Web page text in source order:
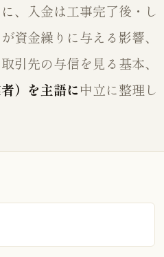
、入金は工事完了後・し
金繰りに与える影響、
引先の与信を見る基本、
）を主語に中立に整理し